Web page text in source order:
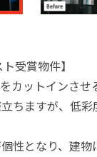
受賞物件】
カットインさせ
ちますが、低
性となり、建物